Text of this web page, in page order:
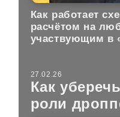
Как работает
расчётом на
участвующим в
27.02.26
Как
роли